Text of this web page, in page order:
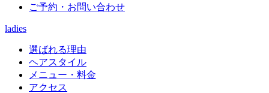
ご予約・お問い合わせ
ladies
選ばれる理由
ヘアスタイル
メニュー・料金
アクセス